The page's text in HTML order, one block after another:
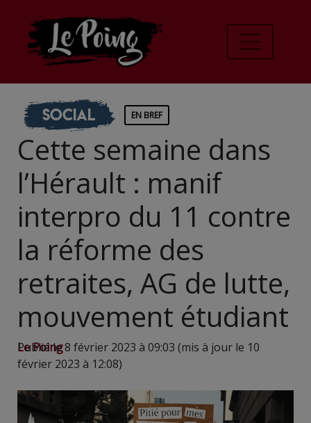
Social EN BREF
Cette semaine dans
l’Hérault : manif
interpro du 11 contre
la réforme des
retraites, AG de lutte,
mouvement étudiant
Le Poing
Publié le 8 février 2023 à 09:03 (mis à jour le 10
février 2023 à 12:08)